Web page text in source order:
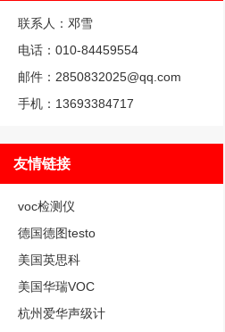
联系人：邓雪
电话：010-84459554
邮件：2850832025@qq.com
手机：13693384717
友情链接
voc检测仪
德国德图testo
美国英思科
美国华瑞VOC
杭州爱华声级计